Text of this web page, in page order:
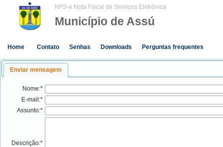
NFS-e Nota Fiscal de Serviços Eletrônica
Município de Assú
Home Contato Senhas Downloads Perguntas frequentes
Enviar mensagem
Nome:*
E-mail:*
Assunto:*
Descrição:*